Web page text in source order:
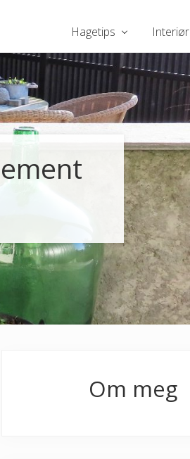
Hagetips Interiør
Om meg